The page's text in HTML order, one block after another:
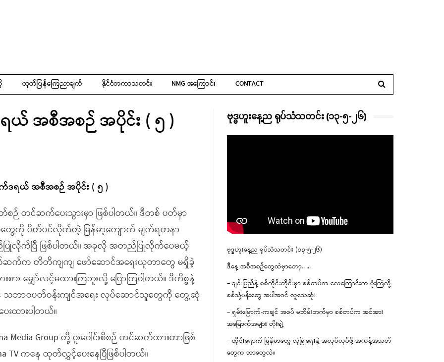
ထုတ်ပြန်ကြေညာချက် နိုင်ငံတကာသတင်း NMG အကြောင်း CONTACT
ရယ် အစီအစဉ် အပိုင်း ( ၅ )
က်ဒရယ် အစီအစဉ် အပိုင်း ( ၅ )
ဉ် တင်ဆက်ပေးသွားမှာ ဖြစ်ပါတယ်။ ဒီတစ် ပတ်မှာ
တွေကို ပိတ်ပင်လိုက်တဲ့ မြန်မာ့ကျောက် မျက်ရတနာ
ြုလိုက်ပြီ ဖြစ်ပါတယ်။ အခုလို အတည်ပြုလိုက်ပေမယ့်
က်က တိတိကျကျ ဖော်ဆောင်အရေးယူတာတွေ မရှိခဲ့
စား မျှော်လင့်မထားကြဘူးလို့ ပြောကြပါတယ်။ ဒီကိစ္စနဲ့
းနှင့် သဘာဝပတ်ဝန်းကျင်အရေး လုပ်ဆောင်သူတွေကို တွေ့ဆုံ
းထားပါတယ်။
Media Group တို့ ပူးပေါင်းစီစဉ် တင်ဆက်ထားတာဖြစ်
TV ကနေ ထုတ်လွှင့်ပေးနေပြီဖြစ်ပါတယ်။
ဗုဒ္ဓဟူးနေ့ည ရုပ်သံသတင်း (၁၃-၅-၂၆)
ဗုဒ္ဓဟူးနေ့ည ရုပ်သံသတင်း (၁၃-၅-၂၆)
ဒီနေ့ အစီအစဉ်တွေထဲမှာတော့…..
– ချင်းပြည်နဲ့ စစ်ကိုင်းတိုင်းမှာ စစ်တပ်က လေကြောင်းက ဗုံးကြဲလို့
စစ်သုံ့ပန်းတွေ အပါအဝင် လူသေဆုံး
– ရှမ်းမြောက်-ကချင် အစပ် မဘိမ်းဘက်မှာ စစ်တပ်က အင်အား
အမြောက်အများ တိုးချဲ့
– ထိုင်းရောက် မြန်မာတွေ လုံခြုံရေးနဲ့ အလုပ်လုပ်ဖို့ အကန့်အသတ်
တွေက ဘာတွေလဲ။